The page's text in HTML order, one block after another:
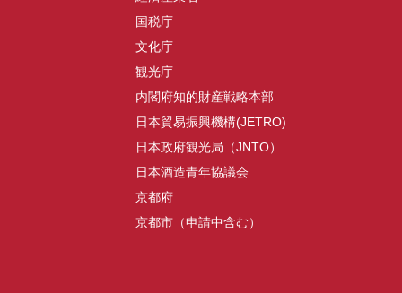
国税庁
文化庁
観光庁
内閣府知的財産戦略本部
日本貿易振興機構(JETRO)
日本政府観光局（JNTO）
日本酒造青年協議会
京都府
京都市（申請中含む）